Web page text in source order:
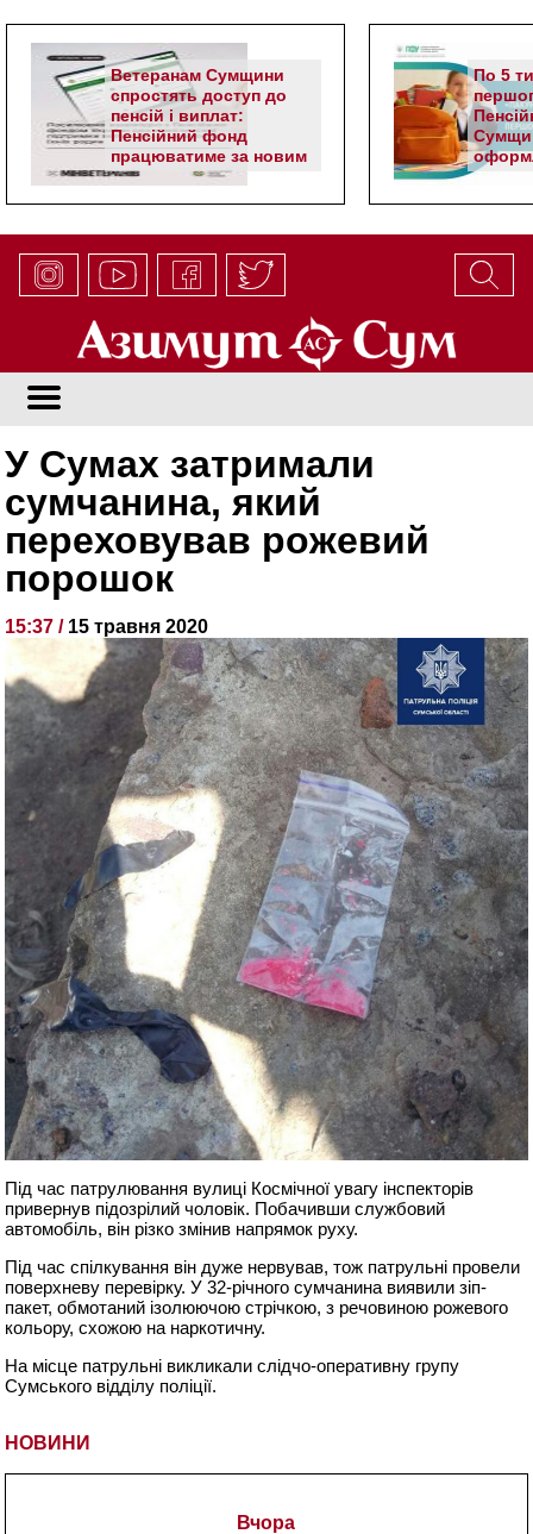
Ветеранам Сумщини
спростять доступ до
пенсій і виплат:
Пенсійний фонд
працюватиме за новим
алгоритмом
По 5
НОВИНИ
Вчора
У Сумах затримали
сумчанина, який
переховував рожевий
порошок
15:37 / 15 травня 2020
Під час патрулювання вулиці Космічної увагу інспекторів
привернув підозрілий чоловік. Побачивши службовий
автомобіль, він різко змінив напрямок руху.
Під час спілкування він дуже нервував, тож патрульні провели
поверхневу перевірку. У 32-річного сумчанина виявили зіп-
пакет, обмотаний ізолюючою стрічкою, з речовиною рожевого
кольору, схожою на наркотичну.
На місце патрульні викликали слідчо-оперативну групу
Сумського відділу поліції.